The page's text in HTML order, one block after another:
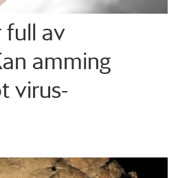
full av
amming
virus-